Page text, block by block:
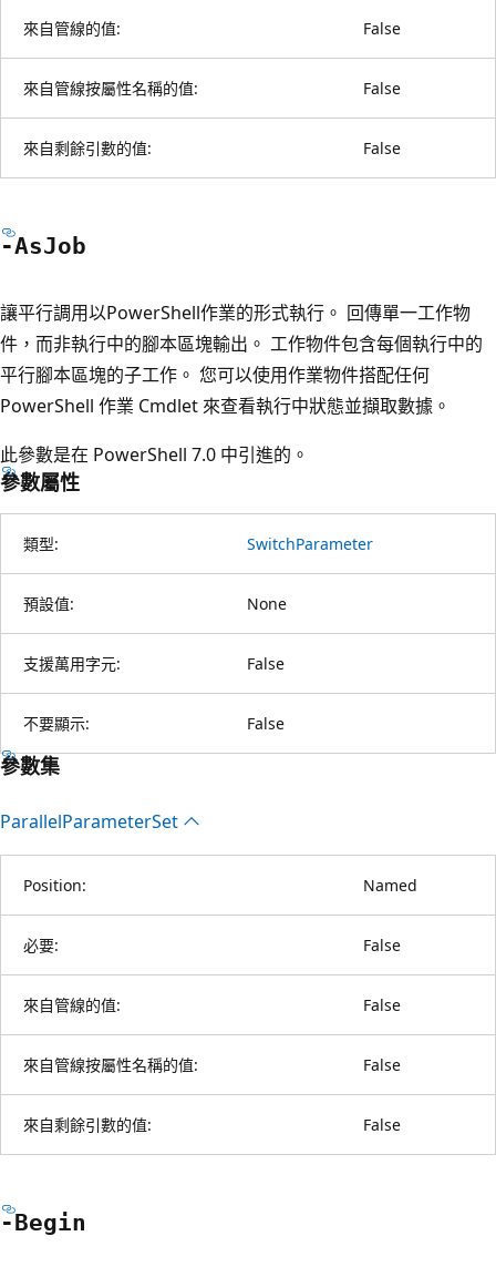
來自管線的值: False
來自管線按屬性名稱的值: False
來自剩餘引數的值: False
-AsJob
讓平行調用以PowerShell作業的形式執行。 回傳單一工作物
件，而非執行中的腳本區塊輸出。 工作物件包含每個執行中的
平行腳本區塊的子工作。 您可以使用作業物件搭配任何
PowerShell 作業 Cmdlet 來查看執行中狀態並擷取數據。
此參數是在 PowerShell 7.0 中引進的。
參數屬性
類型: SwitchParameter
預設值: None
支援萬用字元: False
不要顯示: False
參數集
ParallelParameterSet
Position: Named
必要: False
來自管線的值: False
來自管線按屬性名稱的值: False
來自剩餘引數的值: False
-Begin